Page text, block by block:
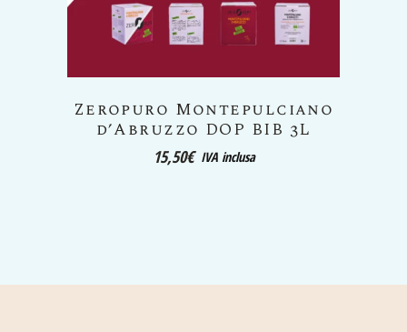
Zeropuro Vino Rosso da
uve appassite BIB 3L
16,50€ IVA inclusa